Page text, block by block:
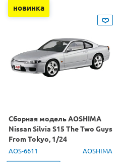
новинка
Сборная модель AOSHIMA
Nissan Silvia S15 The Two Guys
From Tokyo, 1/24
AOS-6611 AOSHIMA